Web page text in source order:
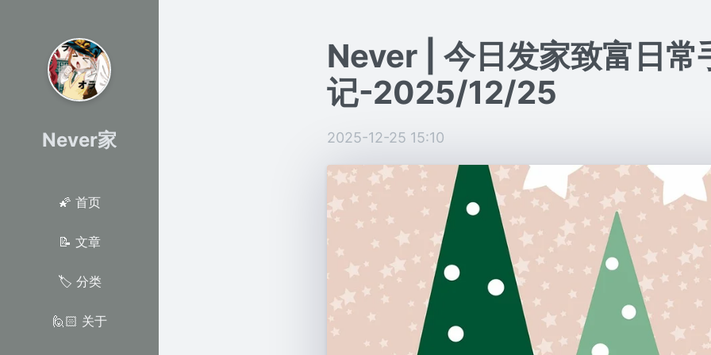
Never家
🌠 首页
📝 文章
🏷 分类
🙋🏻 关于
Never | 今日发家致富日常
记-2025/12/25
2025-12-25 15:10